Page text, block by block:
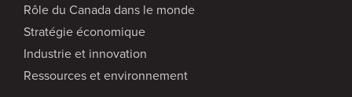
Rôle du Canada dans le monde
Stratégie économique
Industrie et innovation
Ressources et environnement